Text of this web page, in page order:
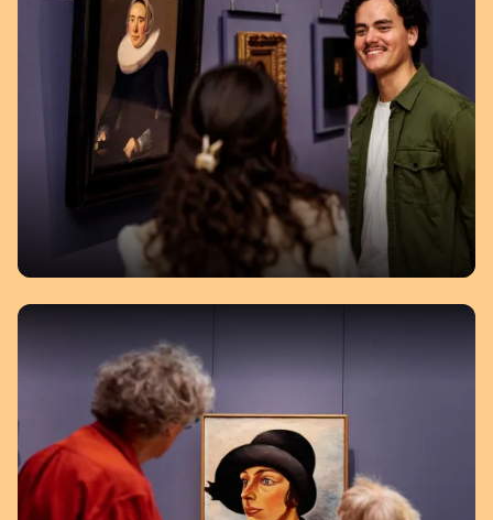
12 maart 2026 - 11 oktober 2026
HET RAADSEL VAN HET MEISJE
IN HET BLAUW